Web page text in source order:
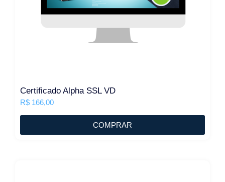
Certificado Alpha SSL VD
R$ 166,00
COMPRAR